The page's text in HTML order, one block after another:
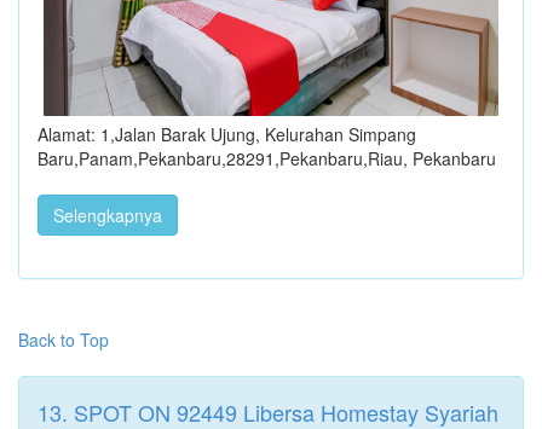
Alamat: 1,Jalan Barak Ujung, Kelurahan Simpang
Baru,Panam,Pekanbaru,28291,Pekanbaru,Riau, Pekanbaru
Selengkapnya
Back to Top
13. SPOT ON 92449 Libersa Homestay Syariah